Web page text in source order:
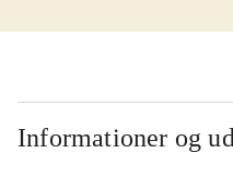
er i bogen lagt vægt
fedtfattig mad, som
kan lide. Retterne
så de små kokkes
Informationer og